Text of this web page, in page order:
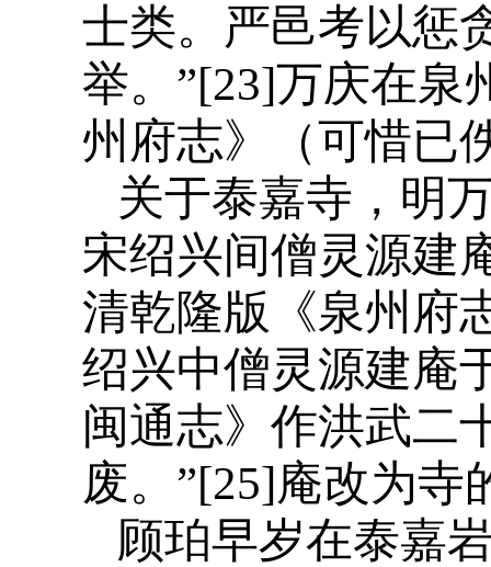
士类。严邑考以惩
举。”[23]万庆在泉
州府志》（可惜已
关于泰嘉寺，明
宋绍兴间僧灵源建
清乾隆版《泉州府
绍兴中僧灵源建庵
闽通志》作洪武二
废。”[25]庵改为寺
顾珀早岁在泰嘉